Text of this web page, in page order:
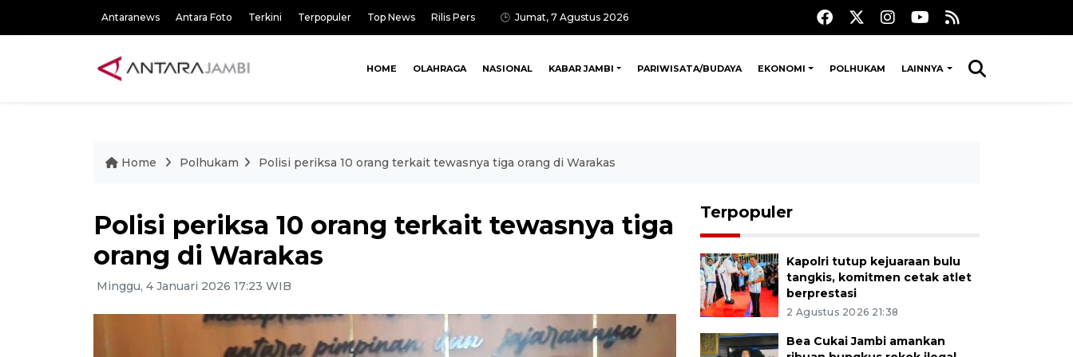
Antaranews Antara Foto Terkini Terpopuler Top News Rilis Pers Jumat, 7 Agustus 2026
HOME OLAHRAGA NASIONAL KABAR JAMBI PARIWISATA/BUDAYA EKONOMI POLHUKAM LAINNYA
Home Polhukam Polisi periksa 10 orang terkait tewasnya tiga orang di Warakas
Polisi periksa 10 orang terkait tewasnya tiga
orang di Warakas
Minggu, 4 Januari 2026 17:23 WIB
Terpopuler
Kapolri tutup kejuaraan bulu
tangkis, komitmen cetak atlet
berprestasi
2 Agustus 2026 21:38
Bea Cukai Jambi amankan